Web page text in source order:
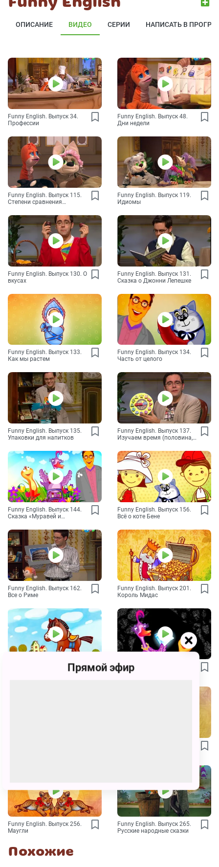
ОПИСАНИЕ ВИДЕО СЕРИИ НАПИСАТЬ В
Funny English. Выпуск 34.
Профессии
Funny English. Выпуск 48.
Дни недели
Funny English. Выпуск 115.
Степени сравнения
Funny English. Выпуск 119.
Идиомы
Funny English. Выпуск 130. О
вкусах
Funny English. Выпуск 131.
Сказка о Джонни Лепешке
Funny English. Выпуск 133.
Как мы растем
Funny English. Выпуск 134.
Часть от целого
Funny English. Выпуск 135.
Упаковки для напитков
Funny English. Выпуск 137.
Изучаем время (половина,
Funny English. Выпуск 144.
Сказка «Муравей и
Funny English. Выпуск 156.
Всё о коте Бене
Funny English. Выпуск 162.
Все о Риме
Funny English. Выпуск 201.
Король Мидас
Funny English. Выпуск 204.
Funny English. Выпуск 217.
Минералы
Funny English. Выпуск 256.
Маугли
Funny English. Выпуск 265.
Русские народные сказки
Похожие
Прямой эфир